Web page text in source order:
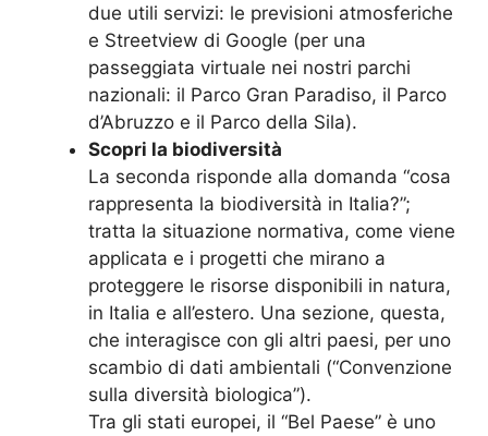
due utili servizi: le previsioni atmosferiche
e Streetview di Google (per una
passeggiata virtuale nei nostri parchi
nazionali: il Parco Gran Paradiso, il Parco
d’Abruzzo e il Parco della Sila).
Scopri la biodiversità
La seconda risponde alla domanda “cosa
rappresenta la biodiversità in Italia?”;
tratta la situazione normativa, come viene
applicata e i progetti che mirano a
proteggere le risorse disponibili in natura,
in Italia e all’estero. Una sezione, questa,
che interagisce con gli altri paesi, per uno
scambio di dati ambientali (“Convenzione
sulla diversità biologica”).
Tra gli stati europei, il “Bel Paese” è uno